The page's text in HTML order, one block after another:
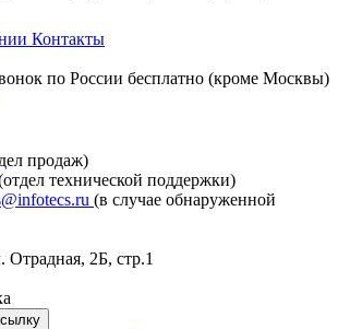
Контакты
по России бесплатно (кроме Москвы)
продаж)
технической поддержки)
(в случае обнаруженной
Отрадная, 2Б, стр.1